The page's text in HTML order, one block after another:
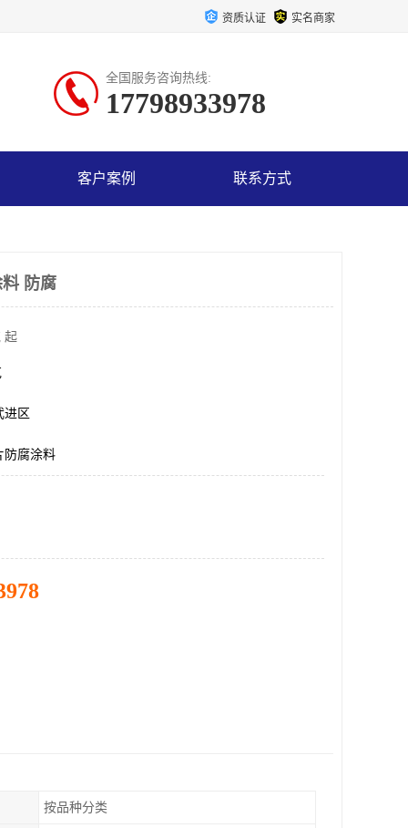
资质认证 实名商家
全国服务咨询热线:
17798933978
客户案例 联系方式
防腐
起
进区
防腐涂料
按品种分类